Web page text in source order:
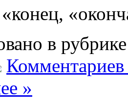
в
Комментариев
»